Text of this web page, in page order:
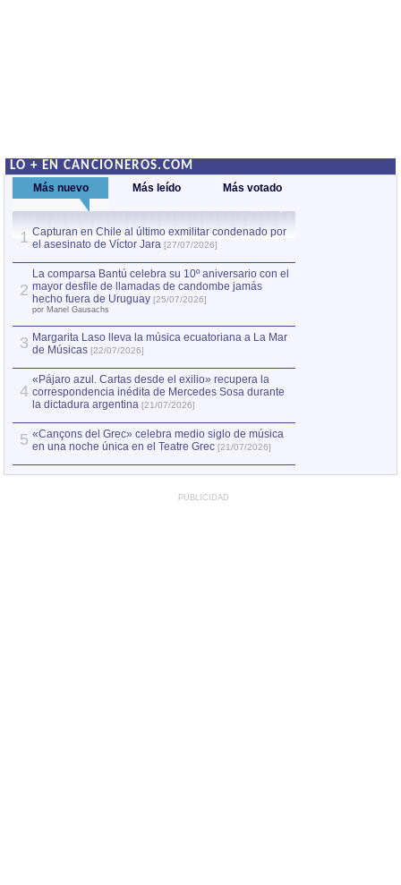
LO + EN CANCIONEROS.COM
Más nuevo Más leído Más votado
1 Capturan en Chile al último exmilitar condenado por
el asesinato de Víctor Jara [27/07/2026]
2
La comparsa Bantú celebra su 10º aniversario con el
mayor desfile de llamadas de candombe jamás
hecho fuera de Uruguay [25/07/2026]
por Manel Gausachs
3 Margarita Laso lleva la música ecuatoriana a La Mar
de Músicas [22/07/2026]
4
«Pájaro azul. Cartas desde el exilio» recupera la
correspondencia inédita de Mercedes Sosa durante
la dictadura argentina [21/07/2026]
5 «Cançons del Grec» celebra medio siglo de música
en una noche única en el Teatre Grec [21/07/2026]
PUBLICIDAD